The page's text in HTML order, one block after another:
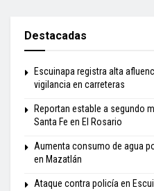
Destacadas
Escuinapa registra alta
vigilancia en carreteras
Reportan estable a segundo
Santa Fe en El Rosario
Aumenta consumo de agua
en Mazatlán
Ataque contra policía en